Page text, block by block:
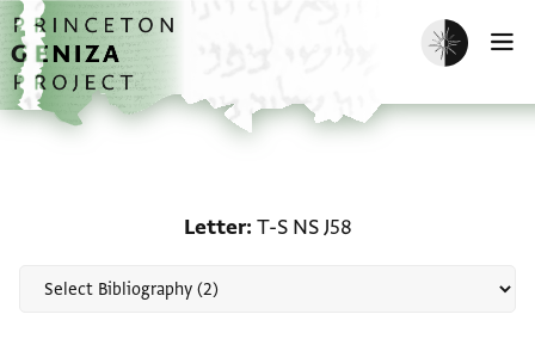
Skip to main content
home
Enable dark
Letter T-S NS J58